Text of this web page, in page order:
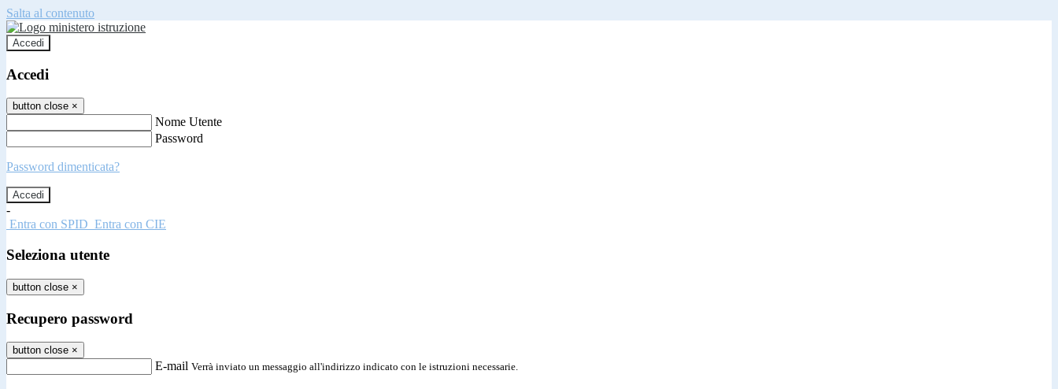
Salta al contenuto
Accedi
Accedi
button close ×
Nome Utente
Password
Password dimenticata?
-
Entra con SPID Entra con CIE
Seleziona utente
button close ×
Recupero password
button close ×
E-mail Verrà inviato un messaggio all'indirizzo indicato con le istruzioni necessarie.